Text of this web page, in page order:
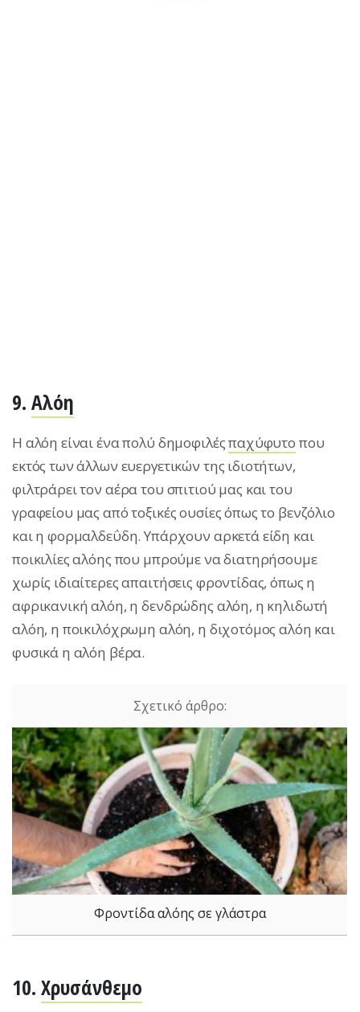
9. Αλόη
Η αλόη είναι ένα πολύ δημοφιλέςπαχύφυτο που
εκτός των άλλων ευεργετικών της ιδιοτήτων,
φιλτράρει τον αέρα του σπιτιού μας και του
γραφείου μας από τοξικές ουσίες όπως το βενζόλιο
και η φορμαλδεΰδη. Υπάρχουν αρκετά είδη και
ποικιλίες αλόης που μπρούμε να διατηρήσουμε
χωρίς ιδιαίτερες απαιτήσεις φροντίδας, όπως η
αφρικανική αλόη, η δενδρώδης αλόη, η κηλιδωτή
αλόη, η ποικιλόχρωμη αλόη, η διχοτόμος αλόη και
φυσικά η αλόη βέρα.
Φροντίδα αλόης σε γλάστρα
10. Χρυσάνθεμο